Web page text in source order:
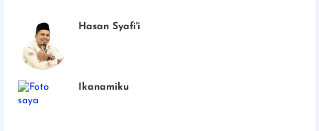
Hasan Syafi'i
Ikanamiku